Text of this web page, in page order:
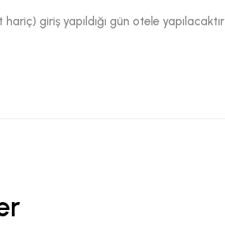
giriş yapıldığı gün otele yapılacaktır